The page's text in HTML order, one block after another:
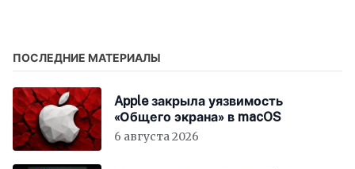
ПОСЛЕДНИЕ МАТЕРИАЛЫ
Apple закрыла уязвимость
«Общего экрана» в macOS
6 августа 2026